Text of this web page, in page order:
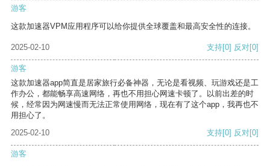
游客
这款加速器VPM应用程序可以给你提供全球覆盖和最高安全性的连接。
2025-02-10 支持[0] 反对[0]
游客
这款加速器app简直是居家旅行必备神器，无论是看视频、玩游戏还是工
作办公，都能畅享高速网络，再也不用担心网速卡顿了。以前出差的时
候，经常因为网速慢而无法正常使用网络，现在有了这个app，我再也不
用担心了。
2025-02-10
支持[0] 反对[0]
游客